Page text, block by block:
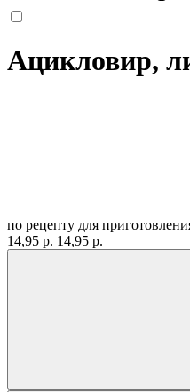
Ацикловир,
по рецепту для
14,95 р. 14,95 р.